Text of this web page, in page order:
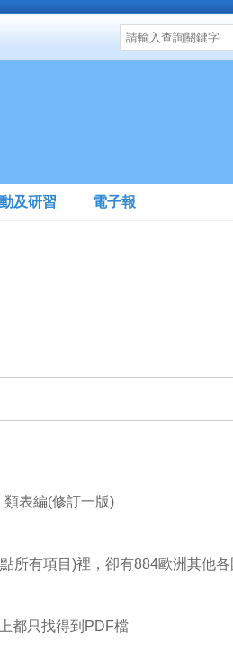
搜尋表單
Search this site
及研習 電子報
表編(修訂一版)
所有項目)裡，卻有884歐洲其他各
都只找得到PDF檔